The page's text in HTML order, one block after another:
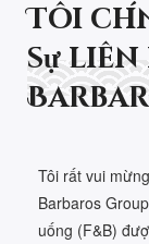
Tôi
sự liên
Tôi rất vui
Barbaros
uống (F&B)